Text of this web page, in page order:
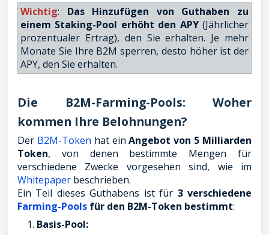
Wichtig: Das Hinzufügen von Guthaben zu
einem Staking-Pool erhöht den APY(Jährlicher
prozentualer Ertrag), den Sie erhalten. Je mehr
Monate Sie Ihre B2M sperren, desto höher ist der
APY, den Sie erhalten.
Die B2M-Farming-Pools: Woher
kommen Ihre Belohnungen?
Der B2M-Token hat einAngebot von 5 Milliarden
Token, von denen bestimmte Mengen für
verschiedene Zwecke vorgesehen sind, wie im
Whitepaper beschrieben.
Ein Teil dieses Guthabens ist für 3 verschiedene
Farming-Pools für den B2M-Token bestimmt:
Basis-Pool: